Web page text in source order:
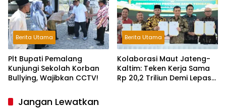
Berita Utama
Plt Bupati Pemalang
Kunjungi Sekolah Korban
Bullying, Wajibkan CCTV!
Berita Utama
Kolaborasi Maut Jateng-
Kaltim: Teken Kerja Sama
Rp 20,2 Triliun Demi Lepas
Jangan Lewatkan